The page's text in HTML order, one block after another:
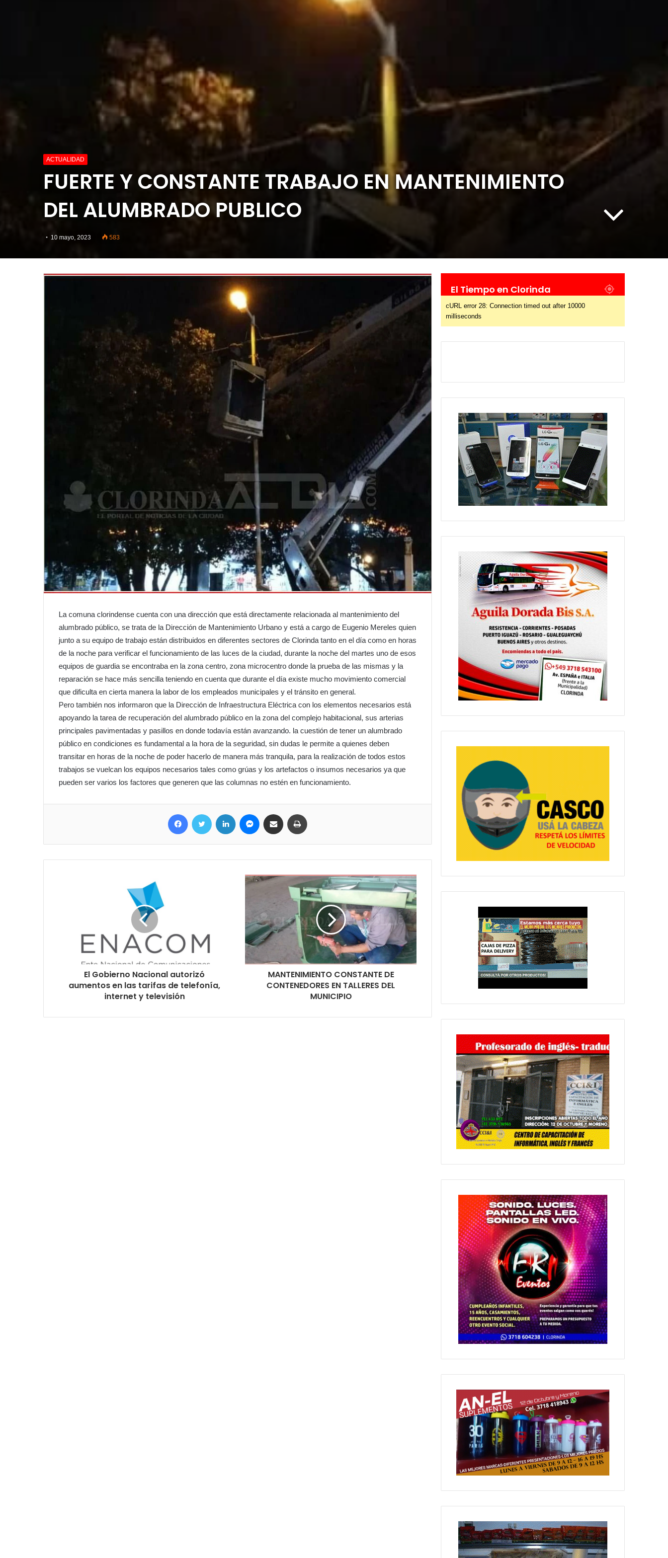
ACTUALIDAD
FUERTE Y CONSTANTE TRABAJO EN MANTENIMIENTO
DEL ALUMBRADO PUBLICO
10 mayo, 2023 583
La comuna clorindense cuenta con una dirección que está directamente relacionada al mantenimiento del
alumbrado público, se trata de la Dirección de Mantenimiento Urbano y está a cargo de Eugenio Mereles quien
junto a su equipo de trabajo están distribuidos en diferentes sectores de Clorinda tanto en el día como en horas
de la noche para verificar el funcionamiento de las luces de la ciudad, durante la noche del martes uno de esos
equipos de guardia se encontraba en la zona centro, zona microcentro donde la prueba de las mismas y la
reparación se hace más sencilla teniendo en cuenta que durante el día existe mucho movimiento comercial
que dificulta en cierta manera la labor de los empleados municipales y el tránsito en general.
Pero también nos informaron que la Dirección de Infraestructura Eléctrica con los elementos necesarios está
apoyando la tarea de recuperación del alumbrado público en la zona del complejo habitacional, sus arterias
principales pavimentadas y pasillos en donde todavía están avanzando. la cuestión de tener un alumbrado
público en condiciones es fundamental a la hora de la seguridad, sin dudas le permite a quienes deben
transitar en horas de la noche de poder hacerlo de manera más tranquila, para la realización de todos estos
trabajos se vuelcan los equipos necesarios tales como grúas y los artefactos o insumos necesarios ya que
pueden ser varios los factores que generen que las columnas no estén en funcionamiento.
Facebook Twitter LinkedIn MessengerCompartir por correo electrónico
El Gobierno Nacional autorizó
aumentos en las tarifas de telefonía,
internet y televisión
MANTENIMIENTO CONSTANTE DE
CONTENEDORES EN TALLERES DEL
MUNICIPIO
El Tiempo en Clorinda
cURL error 28: Connection timed out after 10000
milliseconds